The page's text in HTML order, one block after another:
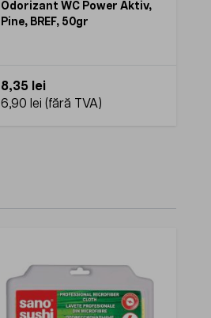
Odorizant WC Power Aktiv,
Pine, BREF, 50gr
8,35 lei
6,90 lei